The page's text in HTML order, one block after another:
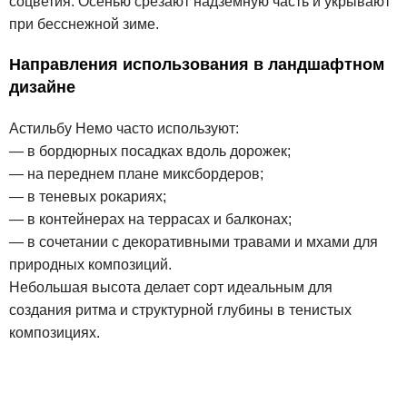
при бесснежной зиме.
Направления использования в ландшафтном
дизайне
Астильбу Немо часто используют:
— в бордюрных посадках вдоль дорожек;
— на переднем плане миксбордеров;
— в теневых рокариях;
— в контейнерах на террасах и балконах;
— в сочетании с декоративными травами и мхами для
природных композиций.
Небольшая высота делает сорт идеальным для
создания ритма и структурной глубины в тенистых
композициях.